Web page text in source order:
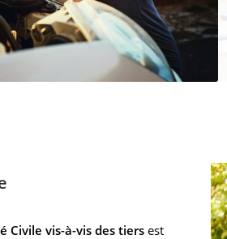
Civile vis-à-vis des tiersest